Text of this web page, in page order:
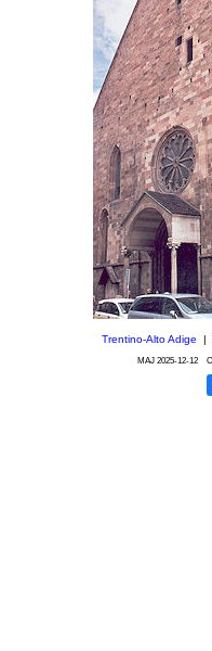
Trentino-Alto Adige
MAJ 2025-12-12